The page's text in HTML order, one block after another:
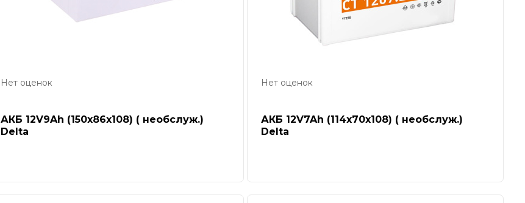
Нет оценок
АКБ 12V9Ah (150х86х108) ( необслуж.)
Delta
Нет оценок
АКБ 12V7Ah (114х70х108) ( необслуж.)
Delta